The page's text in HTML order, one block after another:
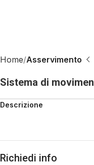
Home Asservimento
Sistema di
Descrizione
Richiedi info